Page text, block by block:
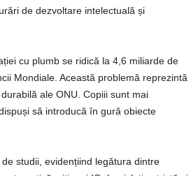
de dezvoltare intelectuală și
cu plumb se ridică la 4,6 miliarde de
Mondiale. Această problemă reprezintă
ale ONU. Copiii sunt mai
să introducă în gură obiecte
studii, evidențiind legătura dintre